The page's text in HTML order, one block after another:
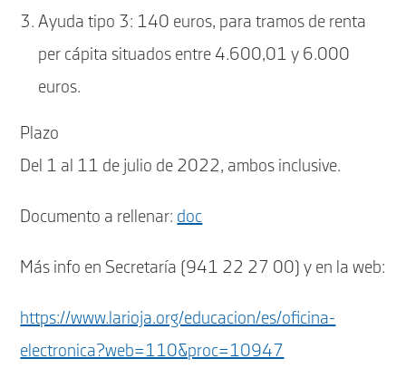
Ayuda tipo 3: 140 euros, para tramos de renta
per cápita situados entre 4.600,01 y 6.000
euros.
Plazo
Del 1 al 11 de julio de 2022, ambos inclusive.
Documento a rellenar: doc
Más info en Secretaría (941 22 27 00) y en la web:
https://www.larioja.org/educacion/es/oficina-
electronica?web=110&proc=10947